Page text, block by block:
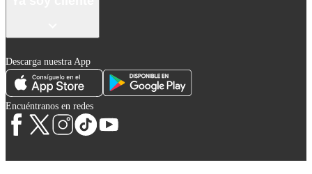
Descarga nuestra App
Encuéntranos en redes